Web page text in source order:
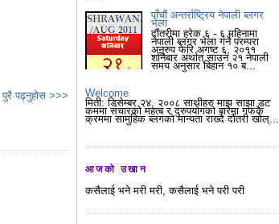
पुरै पढ्नुहोस >>>
पाँचौं अन्तर्राष्ट्रिय नेपाली ब्लगर
भेला
दौंतरीमा हरेक ६ - ६ महिनामा
नेपाली ब्लगर भेला गर्ने परम्परा
अनुरुप फेरि अगष्ट ६, २०११
शनिबार अर्थात् साउन २१ नेपाली
समय अनुसार बिहान १० ब...
Welcome
मिती: डिसेम्बर २४, २००८ साथीहरु माझ साझा डट
कममा संचारको महत्ब र दुरुपयोगको बारेमा गफकै
क्रममा सामुहिक ब्लगको मान्यता राख्दै दौंतरी खोल्...
आजको उखान
कसैलाई भने मरी मरी, कसैलाई भने परी परी